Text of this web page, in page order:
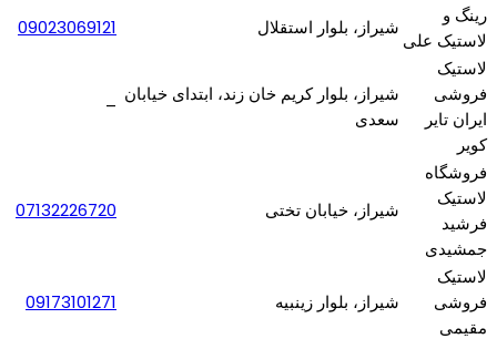
رینگ و
لاستیک علی
شیراز، بلوار استقلال
09023069121
لاستیک
فروشی
ایران تایر
کویر
شیراز، بلوار کریم خان زند، ابتدای خیابان
سعدی
–
فروشگاه
لاستیک
فرشید
جمشیدی
شیراز، خیابان تختی 07132226720
لاستیک
فروشی
مقیمی
شیراز، بلوار زینبیه 09173101271